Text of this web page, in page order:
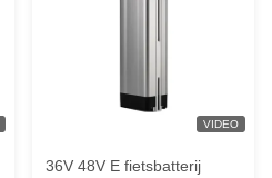
VIDEO
36V 48V E fietsbatterij